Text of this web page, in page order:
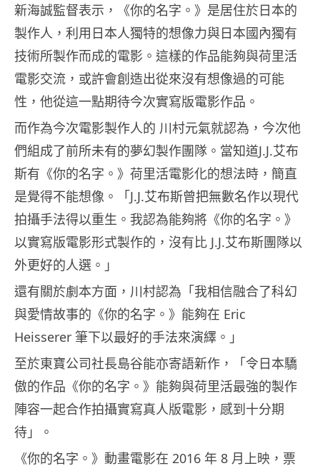
新海誠監督表示，《你的名字。》是居住於日本的
製作人，利用日本人獨特的想像力與日本國內獨有
技術所製作而成的電影。這樣的作品能夠與荷里活
電影交流，或許會創造出從來沒有想像過的可能
性，他從這一點期待今次實寫版電影作品。
而作為今次電影製作人的 川村元氣就認為，今次他
們組成了前所未有的夢幻製作團隊。當知道J.J.艾布
斯有《你的名字。》荷里活電影化的想法時，簡直
是覺得不能想像。「J.J.艾布斯曾把無數名作以現代
拍攝手法得以重生。我認為能夠將《你的名字。》
以實寫版電影形式製作的，沒有比 J.J.艾布斯團隊以
外更好的人選。」
還有關於劇本方面，川村認為「我相信融合了科幻
與愛情故事的《你的名字。》能夠在 Eric
Heisserer 筆下以最好的手法來演繹。」
至於東寶公司社長島谷能亦寄語新作，「令日本驕
傲的作品《你的名字。》能夠與荷里活最強的製作
陣容一起合作拍攝實寫真人版電影，感到十分期
待」。
《你的名字。》動畫電影在 2016 年 8 月上映，票